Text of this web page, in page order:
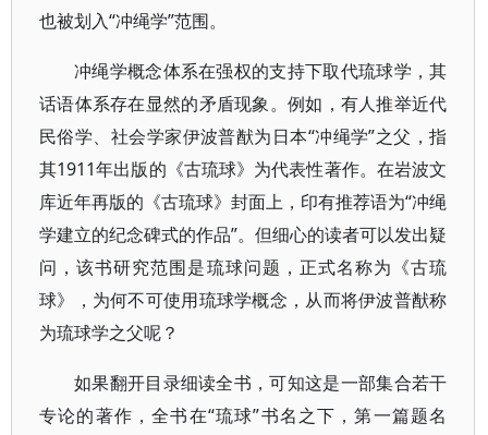
也被划入“冲绳学”范围。
冲绳学概念体系在强权的支持下取代琉球学，其
话语体系存在显然的矛盾现象。例如，有人推举近代
民俗学、社会学家伊波普猷为日本“冲绳学”之父，指
其1911年出版的《古琉球》为代表性著作。在岩波文
库近年再版的《古琉球》封面上，印有推荐语为“冲绳
学建立的纪念碑式的作品”。但细心的读者可以发出疑
问，该书研究范围是琉球问题，正式名称为《古琉
球》，为何不可使用琉球学概念，从而将伊波普猷称
为琉球学之父呢？
如果翻开目录细读全书，可知这是一部集合若干
专论的著作，全书在“琉球”书名之下，第一篇题名